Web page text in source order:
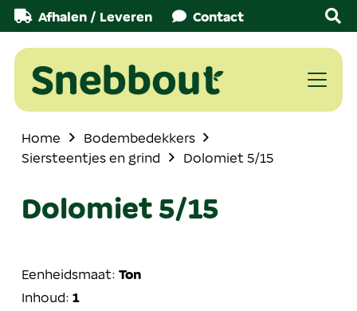
Afhalen / Leveren Contact
Home
Bodembedekkers
Siersteentjes en grind
Dolomiet 5/15
Dolomiet 5/15
Eenheidsmaat: Ton
Inhoud: 1